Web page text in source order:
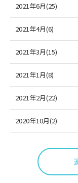
2021年6月(25)
2021年4月(6)
2021年3月(15)
2021年1月(8)
2021年2月(22)
2020年10月(2)